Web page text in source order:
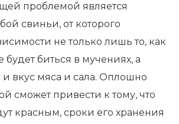
проблемой является
свиньи, от которого
не только лишь то, как
будет биться в мучениях, а
и вкус мяса и сала. Оплошно
сможет привести к тому, что
красным, сроки его хранения